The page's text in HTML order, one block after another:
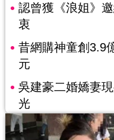
認曾獲《浪姐》
衷
昔網購神童創3.9
元
吳建豪二婚嬌妻
光